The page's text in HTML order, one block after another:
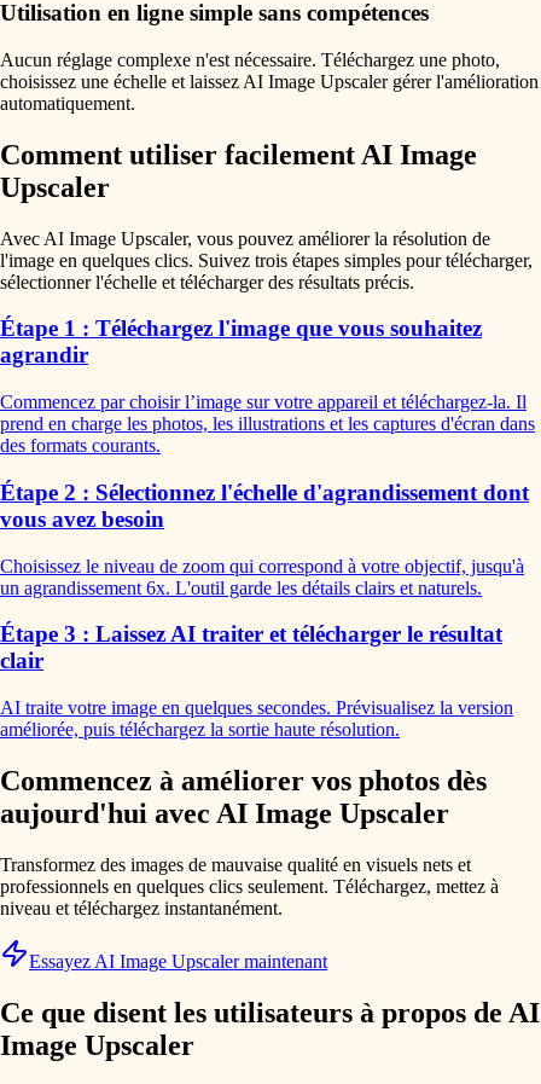
Utilisation en ligne simple sans compétences
Aucun réglage complexe n'est nécessaire. Téléchargez une photo,
choisissez une échelle et laissez AI Image Upscaler gérer l'amélioration
automatiquement.
Comment utiliser facilement AI Image
Upscaler
Avec AI Image Upscaler, vous pouvez améliorer la résolution de
l'image en quelques clics. Suivez trois étapes simples pour télécharger,
sélectionner l'échelle et télécharger des résultats précis.
Étape 1 : Téléchargez l'image que vous souhaitez
agrandir
Commencez par choisir l’image sur votre appareil et téléchargez-la. Il
prend en charge les photos, les illustrations et les captures d'écran dans
des formats courants.
Étape 2 : Sélectionnez l'échelle d'agrandissement dont
vous avez besoin
Choisissez le niveau de zoom qui correspond à votre objectif, jusqu'à
un agrandissement 6x. L'outil garde les détails clairs et naturels.
Étape 3 : Laissez AI traiter et télécharger le résultat
clair
AI traite votre image en quelques secondes. Prévisualisez la version
améliorée, puis téléchargez la sortie haute résolution.
Commencez à améliorer vos photos dès
aujourd'hui avec AI Image Upscaler
Transformez des images de mauvaise qualité en visuels nets et
professionnels en quelques clics seulement. Téléchargez, mettez à
niveau et téléchargez instantanément.
Essayez AI Image Upscaler maintenant
Ce que disent les utilisateurs à propos de AI
Image Upscaler